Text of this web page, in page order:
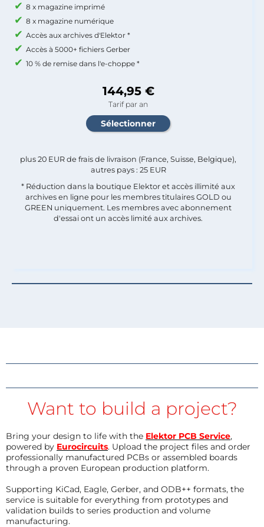
8 x magazine imprimé
8 x magazine numérique
Accès aux archives d'Elektor *
Accès à 5000+ fichiers Gerber
10 % de remise dans l'e-choppe *
144,95 €
Tarif par an
plus 20 EUR de frais de livraison (France, Suisse, Belgique),
autres pays : 25 EUR
* Réduction dans la boutique Elektor et accès illimité aux
archives en ligne pour les membres titulaires GOLD ou
GREEN uniquement. Les membres avec abonnement
d'essai ont un accès limité aux archives.
Want to build a project?
Bring your design to life with the Elektor PCB Service,
powered by Eurocircuits. Upload the project files and order
professionally manufactured PCBs or assembled boards
through a proven European production platform.
Supporting KiCad, Eagle, Gerber, and ODB++ formats, the
service is suitable for everything from prototypes and
validation builds to series production and volume
manufacturing.